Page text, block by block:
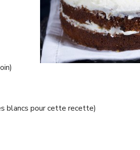
blancs pour cette recette)